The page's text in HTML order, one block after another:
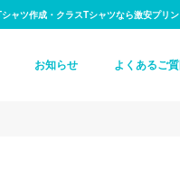
ャツ作成・クラスTシャツなら激安プリ
お知らせ よくあるご